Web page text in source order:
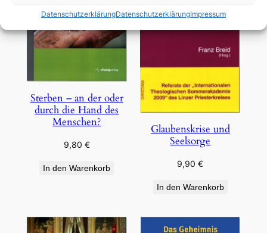
DatenschutzerklärungDatenschutzerklärungImpressum
Sterben – an der oder
durch die Hand des
Menschen?
9,80 €
In den Warenkorb
Glaubenskrise und
Seelsorge
9,90€
In den Warenkorb